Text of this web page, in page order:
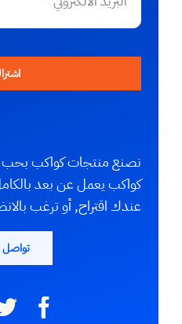
نصنع منتجات كواكب بحب
كواكب يعمل عن بعد
عندك اقتراح, أو ترغب
تواصل